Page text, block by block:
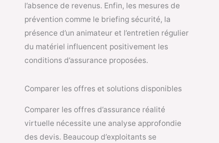
l’absence de revenus. Enfin, les mesures de
prévention comme le briefing sécurité, la
présence d’un animateur et l’entretien régulier
du matériel influencent positivement les
conditions d’assurance proposées.
Comparer les offres et solutions disponibles
Comparer les offres d’assurance réalité
virtuelle nécessite une analyse approfondie
des devis. Beaucoup d’exploitants se